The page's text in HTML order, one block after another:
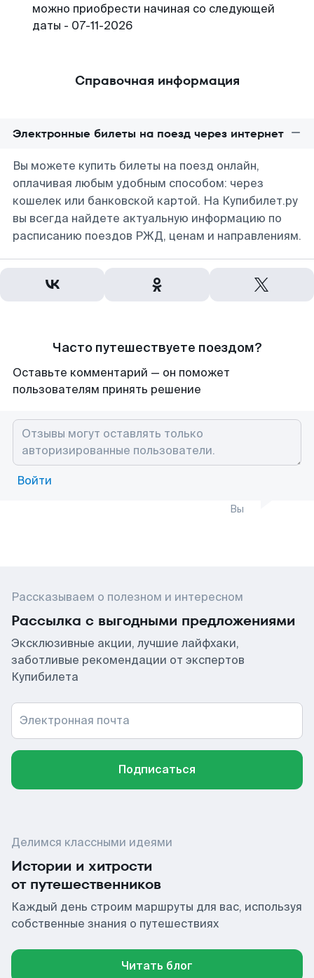
можно приобрести начиная со следующей
даты - 07-11-2026
Справочная информация
Электронные билеты на поезд через интернет
Вы можете купить билеты на поезд онлайн,
оплачивая любым удобным способом: через
кошелек или банковской картой. На Купибилет.ру
вы всегда найдете актуальную информацию по
расписанию поездов РЖД, ценам и направлениям.
Часто путешествуете поездом?
Оставьте комментарий — он поможет
пользователям принять решение
Войти
Вы
Рассказываем о полезном и интересном
Рассылка с выгодными предложениями
Эксклюзивные акции, лучшие лайфхаки,
заботливые рекомендации от экспертов
Купибилета
Электронная почта
Подписаться
Делимся классными идеями
Истории и хитрости
от путешественников
Каждый день строим маршруты для вас, используя
собственные знания о путешествиях
Читать блог